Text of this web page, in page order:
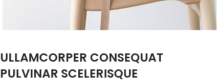
ULLAMCORPER CONSEQUAT
PULVINAR SCELERISQUE